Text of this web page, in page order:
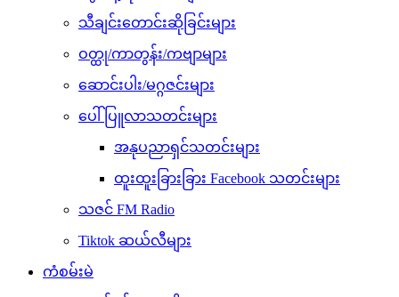
သီချင်းတောင်းဆိုခြင်းများ
ဝတ္ထု/ကာတွန်း/ကဗျာများ
ဆောင်းပါး/မဂ္ဂဇင်းများ
ပေါ်ပြူလာသတင်းများ
အနုပညာရှင်သတင်းများ
ထူးထူးခြားခြား Facebook သတင်းများ
သဇင် FM Radio
Tiktok ဆယ်လီများ
ကံစမ်းမဲ